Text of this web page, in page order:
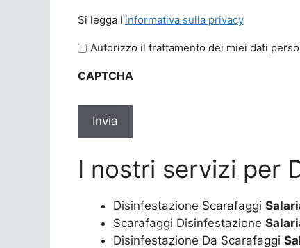
legga
l'informativa
privacy
Si legga l'informativa sulla privacy
Autorizzo il trattamento dei miei dati
CAPTCHA
I nostri servizi per
Disinfestazione Scarafaggi
Scarafaggi Disinfestazione
Disinfestazione Da Scarafaggi